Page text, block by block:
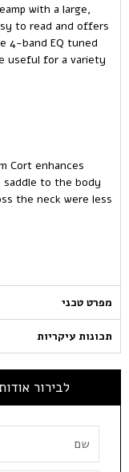
with a large,
to read and offers
4-band EQ tuned
useful for a variety
Cort enhances
to the body
the neck were less
מפרט טכני
תכונות עיקריות
לבירור